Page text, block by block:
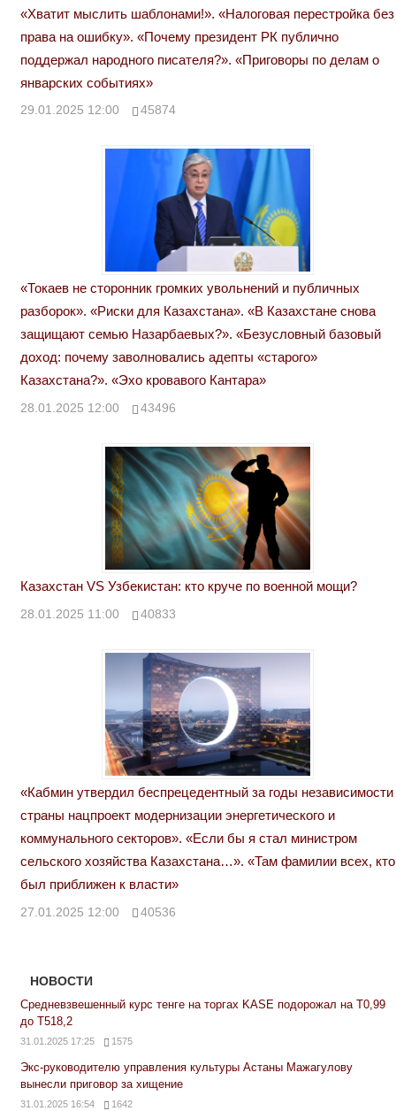
«Хватит мыслить шаблонами!». «Налоговая перестройка без
права на ошибку». «Почему президент РК публично
поддержал народного писателя?». «Приговоры по делам о
январских событиях»
29.01.2025 12:00 45874
«Токаев не сторонник громких увольнений и публичных
разборок». «Риски для Казахстана». «В Казахстане снова
защищают семью Назарбаевых?». «Безусловный базовый
доход: почему заволновались адепты «старого»
Казахстана?». «Эхо кровавого Кантара»
28.01.2025 12:00 43496
Казахстан VS Узбекистан: кто круче по военной мощи?
28.01.2025 11:00 40833
«Кабмин утвердил беспрецедентный за годы независимости
страны нацпроект модернизации энергетического и
коммунального секторов». «Если бы я стал министром
сельского хозяйства Казахстана…». «Там фамилии всех, кто
был приближен к власти»
27.01.2025 12:00 40536
НОВОСТИ
Средневзвешенный курс тенге на торгах KASE подорожал на Т0,99
до Т518,2
31.01.2025 17:25 1575
Экс-руководителю управления культуры Астаны Мажагулову
вынесли приговор за хищение
31.01.2025 16:54 1642